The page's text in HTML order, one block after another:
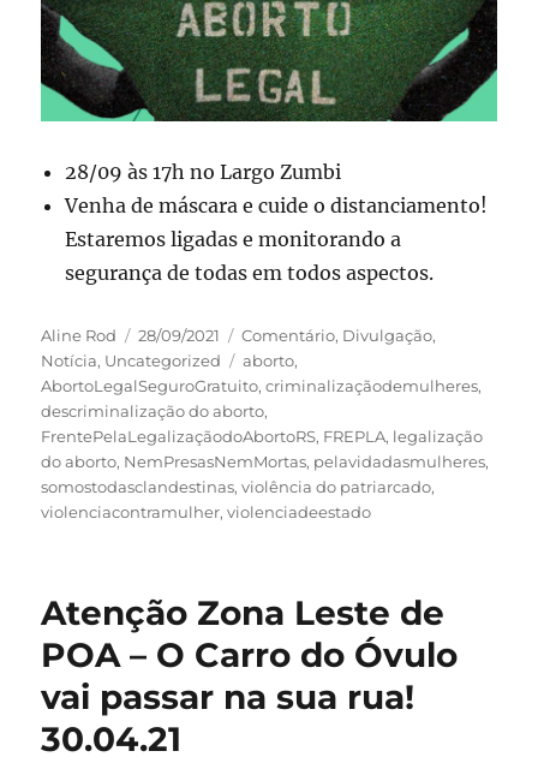
28/09 às 17h no Largo Zumbi
Venha de máscara e cuide o distanciamento!
Estaremos ligadas e monitorando a
segurança de todas em todos aspectos.
Autor
Aline Rod
Publicado
em
28/09/2021 Categorias
Comentário, Divulgação,
Notícia, Uncategorized Tags
aborto,
AbortoLegalSeguroGratuito,criminalizaçãodemulheres,
descriminalização do aborto,
FrentePelaLegalizaçãodoAbortoRS, FREPLA, legalização
do aborto, NemPresasNemMortas, pelavidadasmulheres,
somostodasclandestinas,violência do patriarcado,
violenciacontramulher,violenciadeestado
Atenção Zona Leste de
POA – O Carro do Óvulo
vai passar na sua rua!
30.04.21